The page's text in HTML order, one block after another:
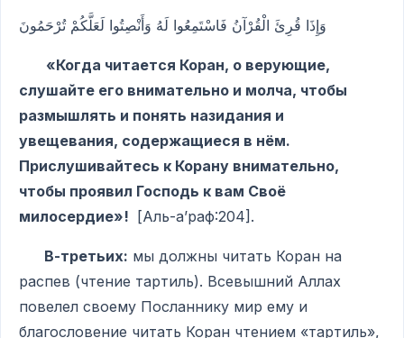
وَإِذَا قُرِئَ الْقُرْآنُ فَاسْتَمِعُوا لَهُ وَأَنْصِتُوا لَعَلَّكُمْ تُرْحَمُونَ
«Когда читается Коран, о верующие,
слушайте его внимательно и молча, чтобы
размышлять и понять назидания и
увещевания, содержащиеся в нём.
Прислушивайтесь к Корану внимательно,
чтобы проявил Господь к вам Своё
милосердие»!
[Аль-а’раф:204].
В-третьих: мы должны читать Коран на
распев (чтение тартиль). Всевышний Аллах
повелел своему Посланнику мир ему и
благословение читать Коран чтением «тартиль»,